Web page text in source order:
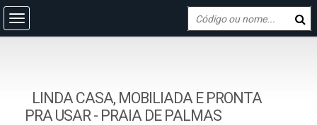
LINDA CASA, MOBILIADA E PRONTA
PRA USAR - PRAIA DE PALMAS